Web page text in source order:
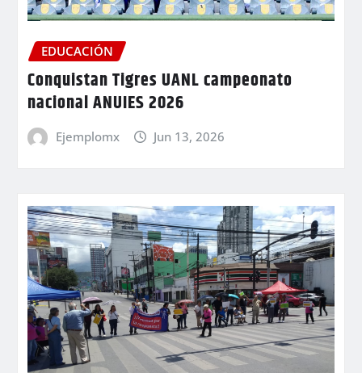
EDUCACIÓN
Conquistan Tigres UANL campeonato
nacional ANUIES 2026
Ejemplomx Jun 13, 2026